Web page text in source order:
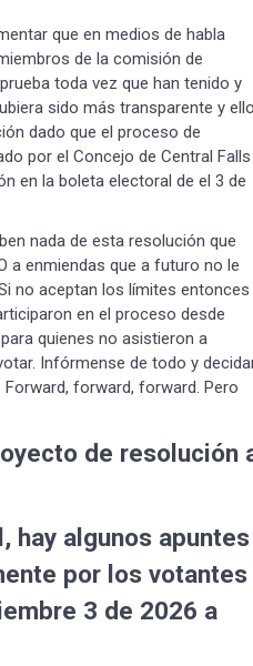
que en medios de habla
de la comisión de
toda vez que han tenido y
sido más transparente y
dado que el proceso de
por el Concejo de Central Falls
en la boleta electoral de el 3 de
nada de esta resolución que
a enmiendas que a futuro no le
no aceptan los límites entonces
en el proceso desde
quienes no asistieron a
Infórmense de todo y
forward, forward. Pero
de resolución
hay algunos apuntes
por los votantes
3 de 2026 a